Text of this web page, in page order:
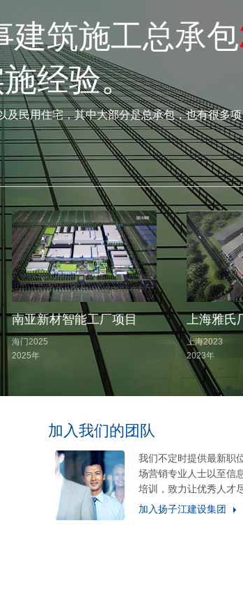
建筑施工总承包
经验。
民用住宅，其中大部分是总承包，也有很多
南亚新材智能工厂项目
海门2025
2025年
上海雅氏
上海2023
2023年
加入我们的团队
我们不定时提供最新职
场营销专业人士以至信
培训，致力让优秀人才
加入扬子江建设集团